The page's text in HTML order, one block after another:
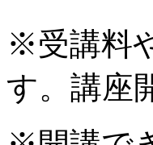
※受講料
す。講座